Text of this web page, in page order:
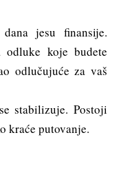
jesu finansije.
odluke koje budete
odlučujuće za vaš
stabilizuje. Postoji
kraće putovanje.